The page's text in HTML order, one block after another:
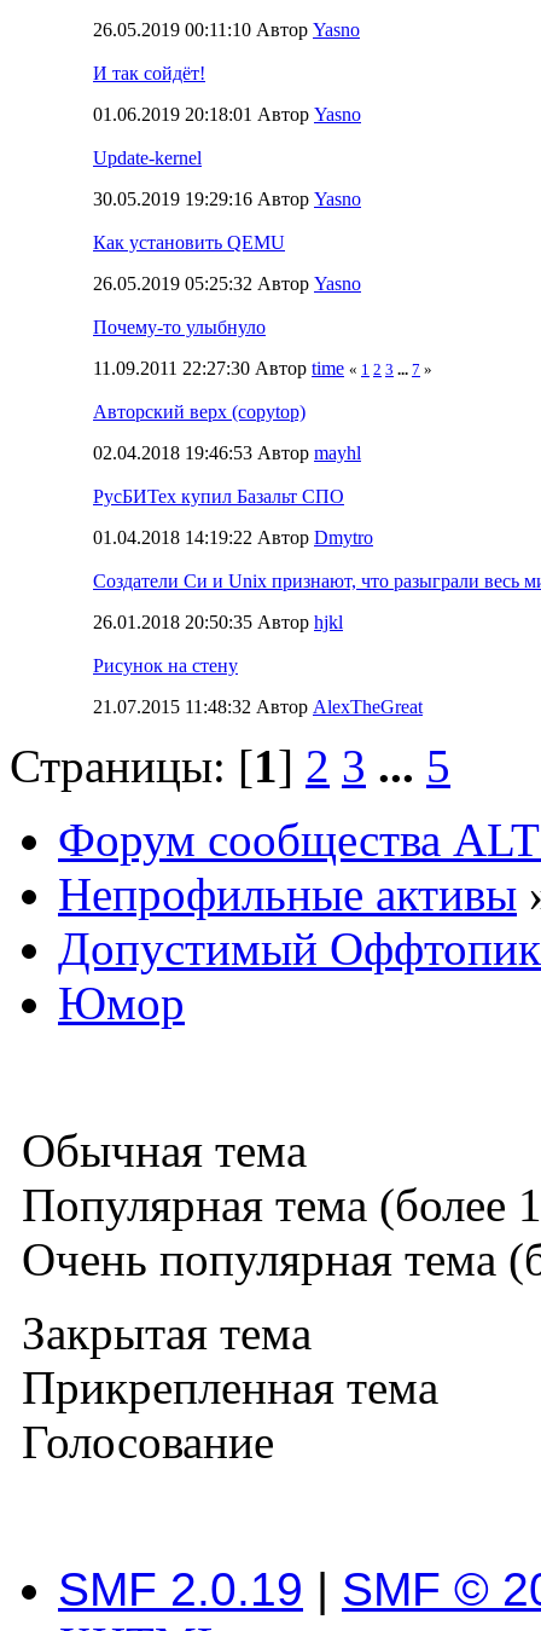
26.05.2019 00:11:10 Автор Yasno
И так сойдёт!
01.06.2019 20:18:01 Автор Yasno
Update-kernel
30.05.2019 19:29:16 Автор Yasno
Как установить QEMU
26.05.2019 05:25:32 Автор Yasno
Почему-то улыбнуло
11.09.2011 22:27:30 Автор time « 1 2 3 ... 7 »
Авторский верх (copytop)
02.04.2018 19:46:53 Автор mayhl
РусБИТех купил Базальт СПО
01.04.2018 14:19:22 Автор Dmytro
Создатели Си и Unix признают, что разыграли весь
26.01.2018 20:50:35 Автор hjkl
Рисунок на стену
21.07.2015 11:48:32 Автор AlexTheGreat
Страницы: [1] 2 3 ... 5
Форум сообщества
Непрофильные активы
Допустимый Оффтопик
Юмор
Обычная тема
Популярная тема (более
Очень популярная тема
Закрытая тема
Прикрепленная тема
Голосование
SMF 2.0.19 | SMF ©